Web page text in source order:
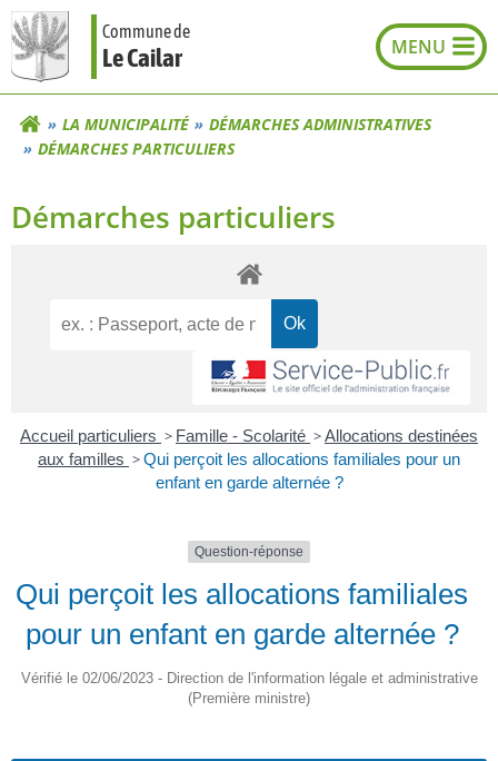
Aller
au
contenu
Commune de
Le Cailar
LA MUNICIPALITÉ
DÉMARCHES ADMINISTRATIVES
DÉMARCHES PARTICULIERS
Démarches particuliers
Accueil particuliers > Famille - Scolarité >Allocations destinées
aux familles >Qui perçoit les allocations familiales pour un
enfant en garde alternée ?
Question-réponse
Qui perçoit les allocations familiales
pour un enfant en garde alternée ?
Vérifié le 02/06/2023 - Direction de l'information légale et administrative
(Première ministre)